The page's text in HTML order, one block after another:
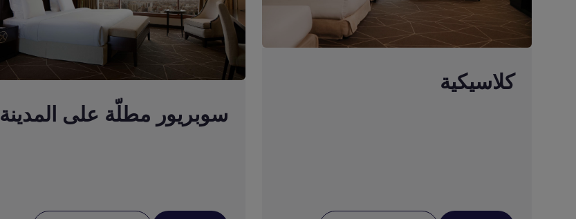
كلاسيكية
سوبريور مطلّة على المدينة